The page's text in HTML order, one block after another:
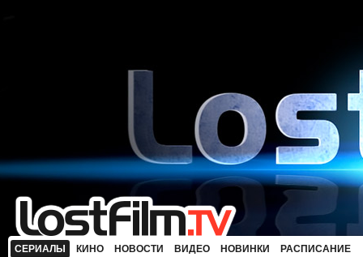
СЕРИАЛЫ КИНО НОВОСТИ ВИДЕО НОВИНКИ РАСПИСАНИЕ